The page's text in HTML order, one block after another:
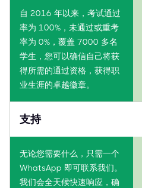
自 2016 年以来，考试通过
率为 100%，未通过或重考
率为 0%，覆盖 7000 多名
学生，您可以确信自己将获
得所需的通过资格，获得职
业生涯的卓越徽章。
支持
无论您需要什么，只需一个
WhatsApp 即可联系我们。
我们会全天候快速响应，确